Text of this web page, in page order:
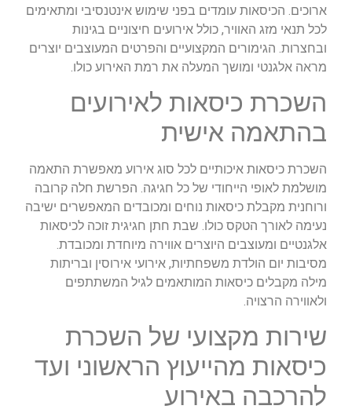
ארוכים. הכיסאות עומדים בפני שימוש אינטנסיבי ומתאימים
לכל תנאי מזג האוויר, כולל אירועים חיצוניים בגינות
ובחצרות. הגימורים המקצועיים והפרטים המעוצבים יוצרים
מראה אלגנטי ומושך המעלה את רמת האירוע כולו.
השכרת כיסאות לאירועים
בהתאמה אישית
השכרת כיסאות איכותיים לכל סוג אירוע מאפשרת התאמה
מושלמת לאופי הייחודי של כל חגיגה. הפרשת חלה קרובה
ורוחנית מקבלת כיסאות נוחים ומכובדים המאפשרים ישיבה
נעימה לאורך הטקס כולו. שבת חתן חגיגית זוכה לכיסאות
אלגנטיים ומעוצבים היוצרים אווירה מיוחדת ומכובדת.
מסיבות יום הולדת משפחתיות, אירועי אירוסין ובריתות
מילה מקבלים כיסאות המותאמים לגיל המשתתפים
ולאווירה הרצויה.
שירות מקצועי של השכרת
כיסאות מהייעוץ הראשוני ועד
להרכבה באירוע